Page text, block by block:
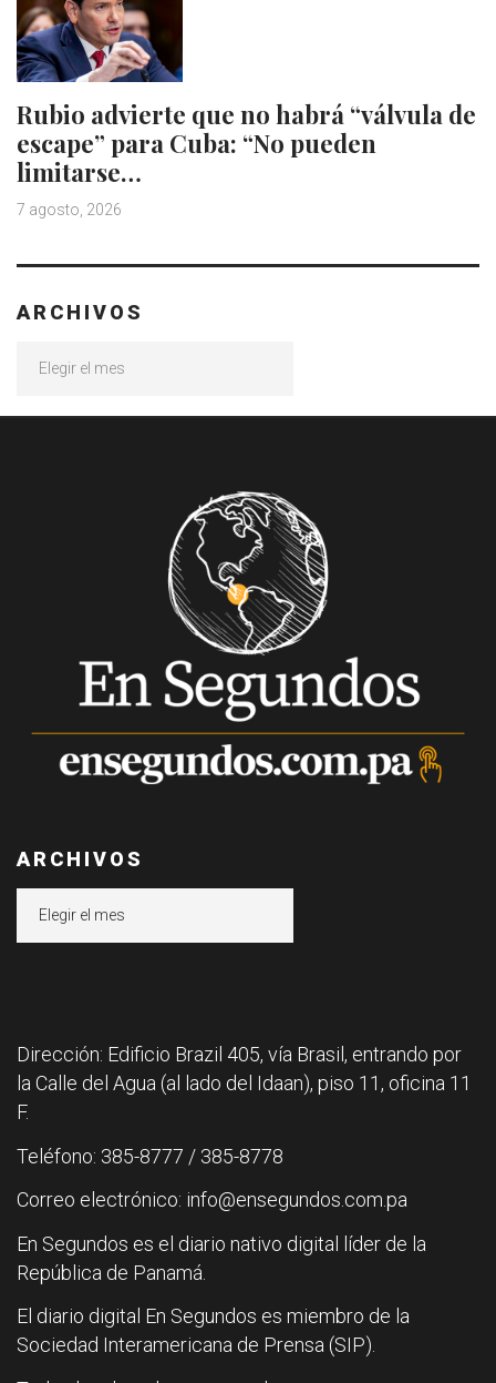
Rubio advierte que no habrá “válvula de
escape” para Cuba: “No pueden
limitarse…
7 agosto, 2026
ARCHIVOS
ARCHIVOS
Dirección: Edificio Brazil 405, vía Brasil, entrando por
la Calle del Agua (al lado del Idaan), piso 11, oficina 11
F.
Teléfono: 385-8777 / 385-8778
Correo electrónico: info@ensegundos.com.pa
En Segundos es el diario nativo digital líder de la
República de Panamá.
El diario digital En Segundos es miembro de la
Sociedad Interamericana de Prensa (SIP).